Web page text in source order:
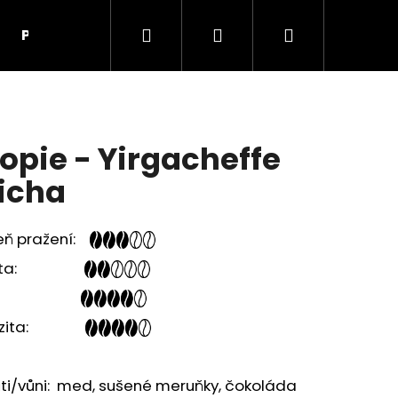
Pivo DUBŇÁK Kontakty Obchodní
Hledat PřihlášeníNákupní
- Yirgacheffe
pražení:
vůni: med, sušené meruňky, čokoláda